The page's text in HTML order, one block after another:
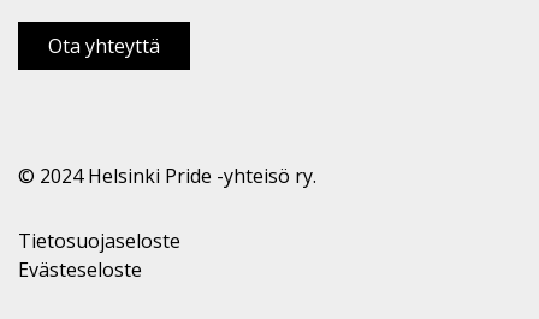
Ota yhteyttä
© 2024 Helsinki Pride -yhteisö ry.
Tietosuojaseloste
Evästeseloste